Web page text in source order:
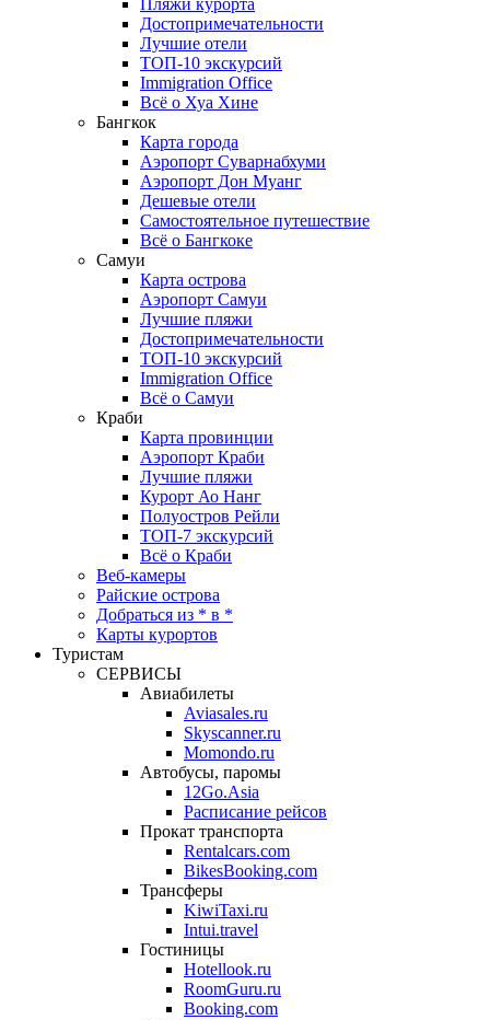
Пляжи курорта
Достопримечательности
Лучшие отели
ТОП-10 экскурсий
Immigration Office
Всё о Хуа Хине
Бангкок
Карта города
Аэропорт Суварнабхуми
Аэропорт Дон Муанг
Дешевые отели
Самостоятельное путешествие
Всё о Бангкоке
Самуи
Карта острова
Аэропорт Самуи
Лучшие пляжи
Достопримечательности
ТОП-10 экскурсий
Immigration Office
Всё о Самуи
Краби
Карта провинции
Аэропорт Краби
Лучшие пляжи
Курорт Ао Нанг
Полуостров Рейли
ТОП-7 экскурсий
Всё о Краби
Веб-камеры
Райские острова
Добраться из * в *
Карты курортов
Туристам
СЕРВИСЫ
Авиабилеты
Aviasales.ru
Skyscanner.ru
Momondo.ru
Автобусы, паромы
12Go.Asia
Расписание рейсов
Прокат транспорта
Rentalcars.com
BikesBooking.com
Трансферы
KiwiTaxi.ru
Intui.travel
Гостиницы
Hotellook.ru
RoomGuru.ru
Booking.com